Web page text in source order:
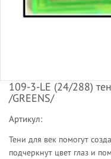
109-3-LE (24/288)
/GREENS/
Артикул:
Тени для век помогут
подчеркнут цвет глаз и